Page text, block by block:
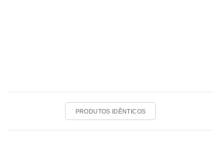
PRODUTOS IDÊNTICOS